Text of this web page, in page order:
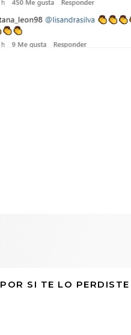
POR SI TE LO PERDISTE